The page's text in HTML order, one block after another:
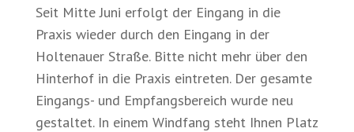
Seit Mitte Juni erfolgt der Eingang in die
Praxis wieder durch den Eingang in der
Holtenauer Straße. Bitte nicht mehr über den
Hinterhof in die Praxis eintreten. Der gesamte
Eingangs- und Empfangsbereich wurde neu
gestaltet. In einem Windfang steht Ihnen Platz